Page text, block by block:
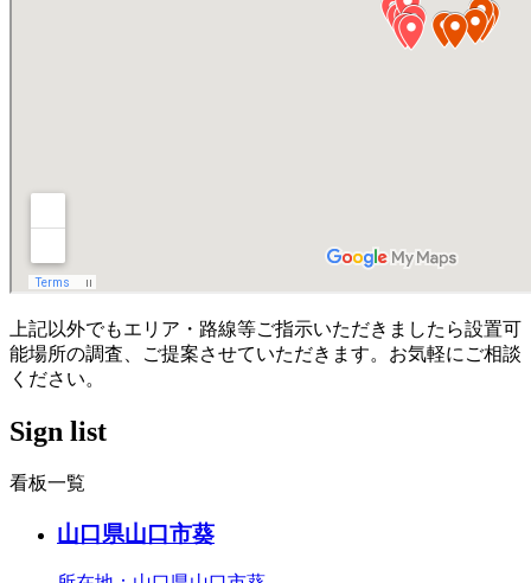
上記以外でもエリア・路線等ご指示いただきましたら設置可
能場所の調査、ご提案させていただきます。お気軽にご相談
ください。
Sign list
看板一覧
山口県山口市葵